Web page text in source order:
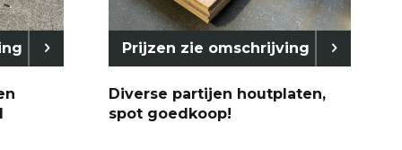
Prijzen zie omschrijving
Diverse partijen houtplaten,
spot goedkoop!